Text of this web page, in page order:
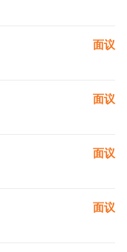
面议
面议
面议
面议